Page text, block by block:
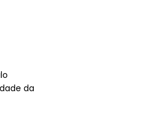
da